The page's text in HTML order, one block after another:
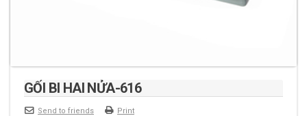
GỐI BI HAI NỬA-616
Send to friends Print